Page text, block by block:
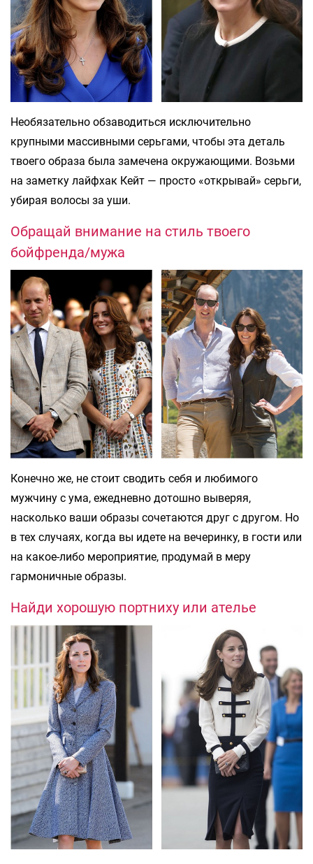
Необязательно обзаводиться исключительно
крупными массивными серьгами, чтобы эта деталь
твоего образа была замечена окружающими. Возьми
на заметку лайфхак Кейт — просто «открывай» серьги,
убирая волосы за уши.
Обращай внимание на стиль твоего
бойфренда/мужа
Конечно же, не стоит сводить себя и любимого
мужчину с ума, ежедневно дотошно выверяя,
насколько ваши образы сочетаются друг с другом. Но
в тех случаях, когда вы идете на вечеринку, в гости или
на какое-либо мероприятие, продумай в меру
гармоничные образы.
Найди хорошую портниху или ателье